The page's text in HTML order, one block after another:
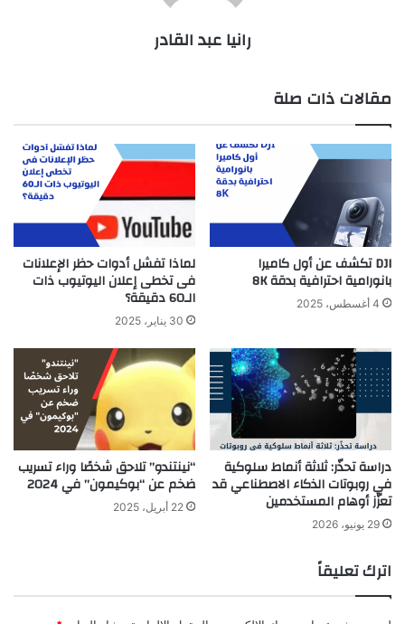
رانيا عبد القادر
مقالات ذات صلة
DJI تكشف عن أول كاميرا
بانورامية احترافية بدقة 8K
4 أغسطس، 2025
لماذا تفشل أدوات حظر الإعلانات
فى تخطى إعلان اليوتيوب ذات
الـ60 دقيقة؟
30 يناير، 2025
دراسة تحذّر: ثلاثة أنماط سلوكية
في روبوتات الذكاء الاصطناعي قد
تعزّز أوهام المستخدمين
29 يونيو، 2026
“نينتندو” تلاحق شخصًا وراء تسريب
ضخم عن “بوكيمون” في 2024
22 أبريل، 2025
اترك تعليقاً